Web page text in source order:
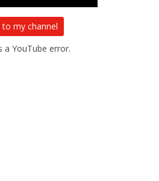
to my channel
a YouTube error.